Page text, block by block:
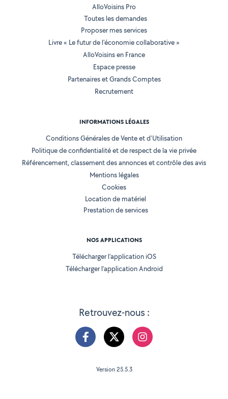
Retrouvez-nous :
AlloVoisins Pro
Toutes les demandes
Proposer mes services
Livre « Le futur de l'économie collaborative »
AlloVoisins en France
Espace presse
Partenaires et Grands Comptes
Recrutement
INFORMATIONS LÉGALES
Conditions Générales de Vente et d'Utilisation
Politique de confidentialité et de respect de la vie privée
Référencement, classement des annonces et contrôle des avis
Mentions légales
Cookies
Location de matériel
Prestation de services
NOS APPLICATIONS
Télécharger l’application iOS
Télécharger l’application Android
Version 25.5.3